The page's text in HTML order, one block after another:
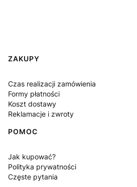
Linki w stopce
ZAKUPY
Czas realizacji zamówienia
Formy płatności
Koszt dostawy
Reklamacje i zwroty
POMOC
Jak kupować?
Polityka prywatności
Częste pytania